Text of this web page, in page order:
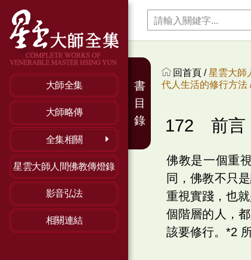
大師全集
大師略傳
全集相關
星雲大師人間佛教傳燈錄
影音弘法
相關連結
回首頁 /星雲大師
代人生活的修行方法
172 前言
佛教是一個重
同，佛教不只
重視實踐，也
個階層的人，
該要修行。*2
書
目
錄